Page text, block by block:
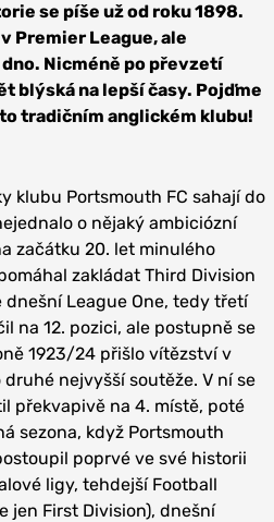
se píše už od roku 1898.
Premier League, ale
Nicméně po převzetí
blýská na lepší časy. Pojďme
tradičním anglickém klubu!
klubu Portsmouth FC sahají do
o nějaký ambiciózní
začátku 20. let minulého
zakládat Third Division
dnešní League One, tedy třetí
na 12. pozici, ale postupně se
1923/24 přišlo vítězství v
nejvyšší soutěže. V ní se
překvapivě na 4. místě, poté
sezona, když Portsmouth
poprvé ve své historii
ligy, tehdejší Football
jen First Division), dnešní